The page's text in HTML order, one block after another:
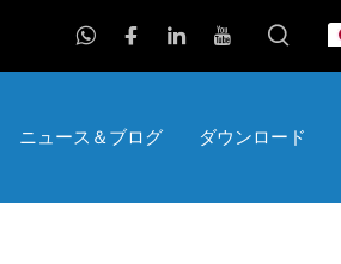
ニュース＆ブログ ダウンロード